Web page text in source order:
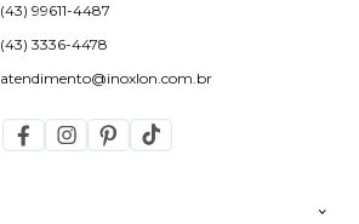
(43) 99611-4487
(43) 3336-4478
atendimento@inoxlon.com.br